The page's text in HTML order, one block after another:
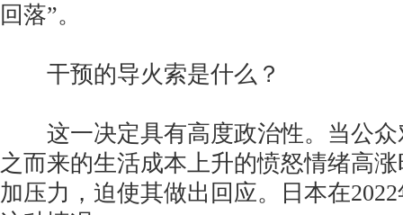
回落”。
干预的导火索是什么？
这一决定具有高度政治性。当公众
之而来的生活成本上升的愤怒情绪高
加压力，迫使其做出回应。日本在